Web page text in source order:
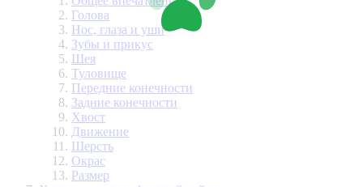
Голова
Нос, глаза и уши
Зубы и прикус
Шея
Туловище
Передние конечности
Задние конечности
Хвост
Движение
Шерсть
Окрас
Размер